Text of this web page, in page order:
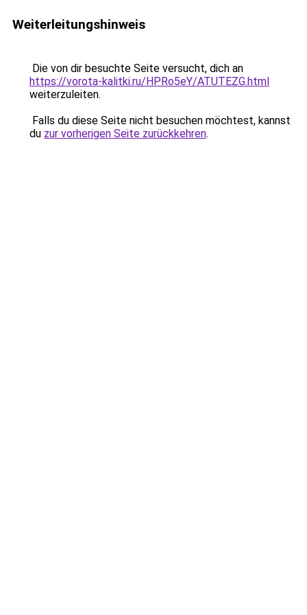
Weiterleitungshinweis
Die von dir besuchte Seite versucht, dich an
https://vorota-kalitki.ru/HPRo5eY/ATUTEZG.html
weiterzuleiten.
Falls du diese Seite nicht besuchen möchtest, kannst
du zur vorherigen Seite zurückkehren.